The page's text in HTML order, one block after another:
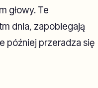
głowy. Te
dnia, zapobiegają
później przeradza się